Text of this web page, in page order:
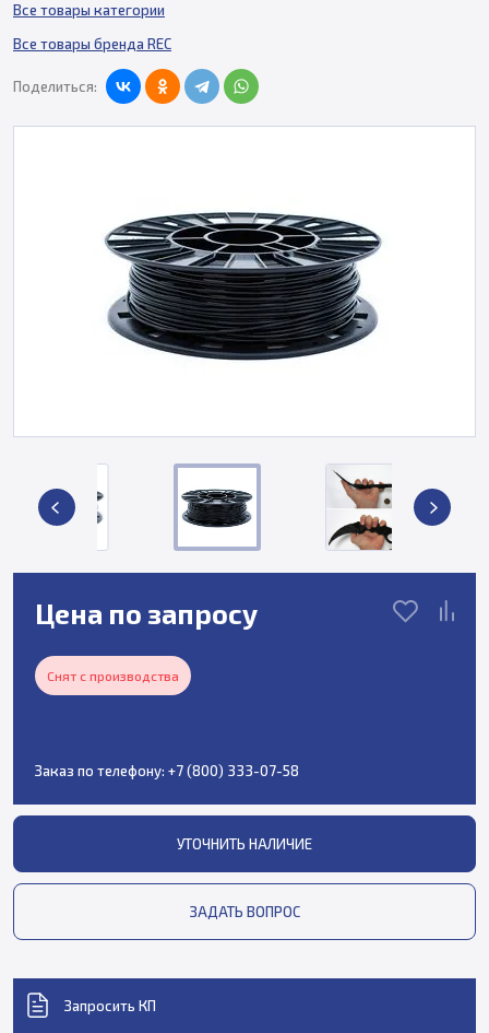
Все товары категории
Все товары бренда REC
Поделиться:
Цена по запросу
Снят с производства
Заказ по телефону: +7 (800) 333-07-58
УТОЧНИТЬ НАЛИЧИЕ
ЗАДАТЬ ВОПРОС
Запросить КП